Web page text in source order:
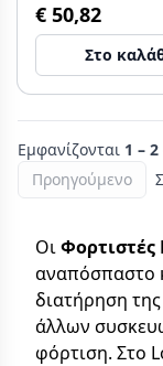
€ 50,82
Στο
Εμφανίζονται 1 – 2
Προηγούμενο
Οι
αναπόσπαστο
διατήρηση
άλλων
φόρτιση. Στο